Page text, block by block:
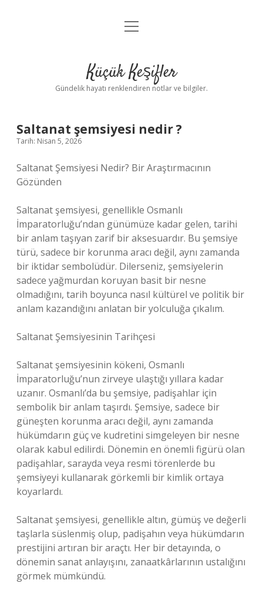
Anasayfa
Yasal Uyarı
menüyü
Küçük Keşifler
Gündelik hayatı renklendiren notlar ve bilgiler.
Saltanat şemsiyesi nedir ?
Tarih: Nisan 5, 2026
Saltanat Şemsiyesi Nedir? Bir Araştırmacının
Gözünden
Saltanat şemsiyesi, genellikle Osmanlı
İmparatorluğu’ndan günümüze kadar gelen, tarihi
bir anlam taşıyan zarif bir aksesuardır. Bu şemsiye
türü, sadece bir korunma aracı değil, aynı zamanda
bir iktidar sembolüdür. Dilerseniz, şemsiyelerin
sadece yağmurdan koruyan basit bir nesne
olmadığını, tarih boyunca nasıl kültürel ve politik bir
anlam kazandığını anlatan bir yolculuğa çıkalım.
Saltanat Şemsiyesinin Tarihçesi
Saltanat şemsiyesinin kökeni, Osmanlı
İmparatorluğu’nun zirveye ulaştığı yıllara kadar
uzanır. Osmanlı’da bu şemsiye, padişahlar için
sembolik bir anlam taşırdı. Şemsiye, sadece bir
güneşten korunma aracı değil, aynı zamanda
hükümdarın güç ve kudretini simgeleyen bir nesne
olarak kabul edilirdi. Dönemin en önemli figürü olan
padişahlar, sarayda veya resmi törenlerde bu
şemsiyeyi kullanarak görkemli bir kimlik ortaya
koyarlardı.
Saltanat şemsiyesi, genellikle altın, gümüş ve değerli
taşlarla süslenmiş olup, padişahın veya hükümdarın
prestijini artıran bir araçtı. Her bir detayında, o
dönemin sanat anlayışını, zanaatkârlarının ustalığını
görmek mümkündü.